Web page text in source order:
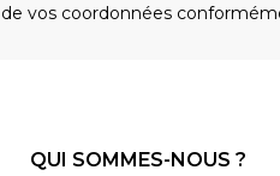
de vos coordonnées
QUI SOMMES-NOUS ?